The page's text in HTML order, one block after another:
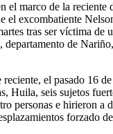
el marco de la reciente
el excombatiente
tras ser víctima de
de
reciente, el pasado 16
Huila, seis sujetos
personas e hirieron a
forzado